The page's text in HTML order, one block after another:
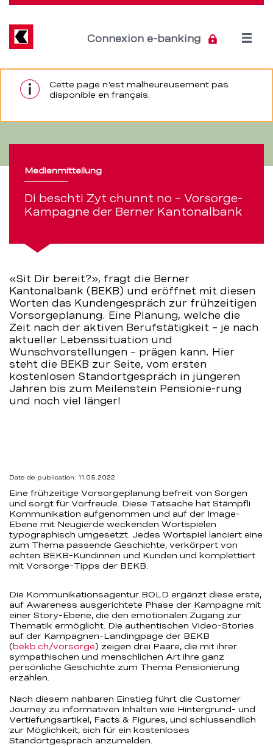
Di
beschti
chunnt
no
Vorsorge-
Kampagne
–
BCBE
Direkt
Inhalt
Connexion e-banking
Open
Section
de
navigation
de
service
Cette page n'est malheureusement pas
disponible en français.
Medienmitteilung
Di beschti Zyt chunnt no – Vorsorge-
Kampagne der Berner Kantonalbank
«Sit Dir bereit?», fragt die Berner
Kantonalbank (BEKB) und eröffnet mit diesen
Worten das Kundengespräch zur frühzeitigen
Vorsorgeplanung. Eine Planung, welche die
Zeit nach der aktiven Berufstätigkeit – je nach
aktueller Lebenssituation und
Wunschvorstellungen – prägen kann. Hier
steht die BEKB zur Seite, vom ersten
kostenlosen Standortgespräch in jüngeren
Jahren bis zum Meilenstein Pensionie-rung
und noch viel länger!
Date de publication: 11.05.2022
Eine frühzeitige Vorsorgeplanung befreit von Sorgen
und sorgt für Vorfreude. Diese Tatsache hat Stämpfli
Kommunikation aufgenommen und auf der Image-
Ebene mit Neugierde weckenden Wortspielen
typographisch umgesetzt. Jedes Wortspiel lanciert eine
zum Thema passende Geschichte, verkörpert von
echten BEKB-Kundinnen und Kunden und komplettiert
mit Vorsorge-Tipps der BEKB.
Die Kommunikationsagentur BOLD ergänzt diese erste,
auf Awareness ausgerichtete Phase der Kampagne mit
einer Story-Ebene, die den emotionalen Zugang zur
Thematik ermöglicht. Die authentischen Video-Stories
auf der Kampagnen-Landingpage der BEKB
(bekb.ch/vorsorge) zeigen drei Paare, die mit ihrer
sympathischen und menschlichen Art ihre ganz
persönliche Geschichte zum Thema Pensionierung
erzählen.
Nach diesem nahbaren Einstieg führt die Customer
Journey zu informativen Inhalten wie Hintergrund- und
Vertiefungsartikel, Facts & Figures, und schlussendlich
zur Möglichkeit, sich für ein kostenloses
Standortgespräch anzumelden.